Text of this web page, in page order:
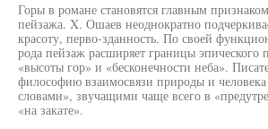
Горы в романе становятся главным
пейзажа. X. Ошаев неоднократно
красоту, перво-зданность. По своей
рода пейзаж расширяет границы эпического
«высоты гор» и «бесконечности неба».
философию взаимосвязи природы и
словами», звучащими чаще всего в
«на закате».